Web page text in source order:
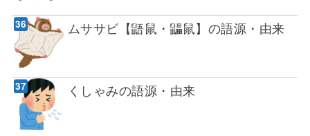
ムササビ【鼯鼠・鼺鼠】の語源・由来
くしゃみの語源・由来